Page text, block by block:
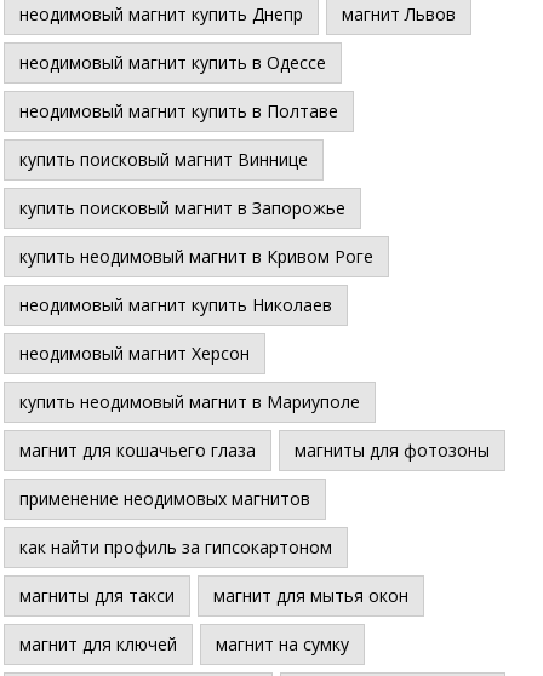
неодимовый магнит купить Днепр магнит Львов
неодимовый магнит купить в Одессе
неодимовый магнит купить в Полтаве
купить поисковый магнит Виннице
купить поисковый магнит в Запорожье
купить неодимовый магнит в Кривом Роге
неодимовый магнит купить Николаев
неодимовый магнит Херсон
купить неодимовый магнит в Мариуполе
магнит для кошачьего глаза магниты для фотозоны
применение неодимовых магнитов
как найти профиль за гипсокартоном
магниты для такси магнит для мытья окон
магнит для ключей магнит на сумку